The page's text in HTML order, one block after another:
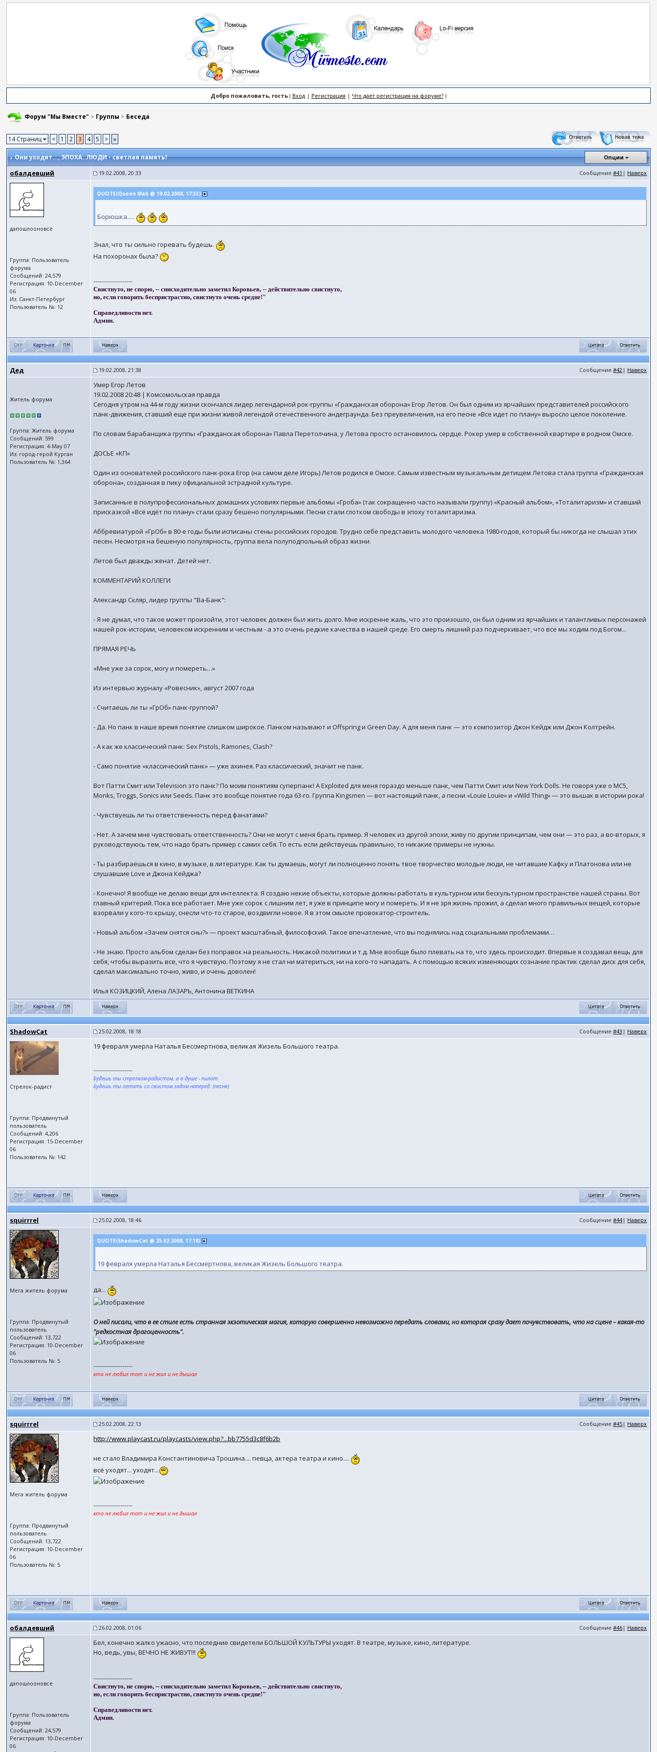
Добро пожаловать, гость( Вход| Регистрация | Что даёт регистрация на форуме?)
Форум "Мы Вместе" > Группы > Беседа
14 Страниц < 1 2 3 4 5 > »
Они уходят..., ЭПОХА..ЛЮДИ - светлая память! Опции
обалдевший 19.02.2008, 20:33 Сообщение#41 | Наверх
дапошлооновсё
Группа: Пользователь
форума
Сообщений: 24,579
Регистрация: 10-December
06
Из: Санкт-Петербург
Пользователь №: 12
QUOTE(Queen Mab @ 19.02.2008, 17:33)
Борюшка.....
Знал, что ты сильно горевать будешь.
На похоронах была?
--------------------
Свистнуто, не спорю, -- снисходительно заметил Коровьев, -- действительно свистнуто,
но, если говорить беспристрастно, свистнуто очень средне!"
Справедливости нет.
Админ.
Дед 19.02.2008, 21:38 Сообщение#42 | Наверх
Житель форума
Группа: Житель форума
Сообщений: 599
Регистрация: 4-May 07
Из: город-герой Курган
Пользователь №: 1,364
Умер Егор Летов
19.02.2008 20:48 | Комсомольская правда
Сегодня утром на 44-м году жизни скончался лидер легендарной рок-группы «Гражданская оборона» Егор Летов. Он был одним из ярчайших представителей российского
панк-движения, ставший еще при жизни живой легендой отечественного андеграунда. Без преувеличения, на его песне «Все идет по плану» выросло целое поколение.
По словам барабанщика группы «Гражданская оборона» Павла Перетолчина, у Летова просто остановилось сердце. Рокер умер в собственной квартире в родном Омске.
ДОСЬЕ «КП»
Один из основателей российского панк-рока Егор (на самом деле Игорь) Летов родился в Омске. Самым известным музыкальным детищем Летова стала группа «Гражданская
оборона», созданная в пику официальной эстрадной культуре.
Записанные в полупрофессиональных домашних условиях первые альбомы «Гроба» (так сокращенно часто называли группу) «Красный альбом», «Тоталитаризм» и ставший
присказкой «Всё идёт по плану» стали сразу бешено популярными. Песни стали глотком свободы в эпоху тоталитаризма.
Аббревиатурой «ГрОб» в 80-е годы были исписаны стены российских городов. Трудно себе представить молодого человека 1980-годов, который бы никогда не слышал этих
песен. Несмотря на бешеную популярность, группа вела полуподпольный образ жизни.
Летов был дважды женат. Детей нет.
КОММЕНТАРИЙ КОЛЛЕГИ
Александр Скляр, лидер группы "Ва-Банк":
- Я не думал, что такое может произойти, этот человек должен был жить долго. Мне искренне жаль, что это произошло, он был одним из ярчайших и талантливых персонажей
нашей рок-истории, человеком искренним и честным - а это очень редкие качества в нашей среде. Его смерть лишний раз подчеркивает, что все мы ходим под Богом...
ПРЯМАЯ РЕЧЬ
«Мне уже за сорок, могу и помереть…»
Из интервью журналу «Ровесник», август 2007 года
- Считаешь ли ты «ГрОб» панк-группой?
- Да. Но панк в наше время понятие слишком широкое. Панком называют и Offspring и Green Day. А для меня панк — это композитор Джон Кейдж или Джон Колтрейн.
- А как же классический панк: Sex Pistols, Ramones, Clash?
- Само понятие «классический панк» — уже ахинея. Раз классический, значит не панк.
Вот Патти Смит или Television это панк? По моим понятиям суперпанк! А Exploited для меня гораздо меньше панк, чем Патти Смит или New York Dolls. Не говоря уже о MC5,
Monks, Troggs, Sonics или Seeds. Панк это вообще понятие года 63-го. Группа Kingsmen — вот настоящий панк, а песни «Louie Louie» и «Wild Thing» — это вышак в истории рока!
- Чувствуешь ли ты ответственность перед фанатами?
- Нет. А зачем мне чувствовать ответственность? Они не могут с меня брать пример. Я человек из другой эпохи, живу по другим принципам, чем они — это раз, а во-вторых, я
руководствуюсь тем, что надо брать пример с самих себя. То есть если действуешь правильно, то никакие примеры не нужны.
- Ты разбираешься в кино, в музыке, в литературе. Как ты думаешь, могут ли полноценно понять твое творчество молодые люди, не читавшие Кафку и Платонова или не
слушавшие Love и Джона Кейджа?
- Конечно! Я вообще не делаю вещи для интеллекта. Я создаю некие объекты, которые должны работать в культурном или бескультурном пространстве нашей страны. Вот
главный критерий. Пока все работает. Мне уже сорок с лишним лет, я уже в принципе могу и помереть. И я не зря жизнь прожил, а сделал много правильных вещей, которые
взорвали у кого-то крышу, снесли что-то старое, воздвигли новое. Я в этом смысле провокатор-строитель.
- Новый альбом «Зачем снятся сны?» — проект масштабный, философский. Такое впечатление, что вы поднялись над социальными проблемами…
- Не знаю. Просто альбом сделан без поправок на реальность. Никакой политики и т.д. Мне вообще было плевать на то, что здесь происходит. Впервые я создавал вещь для
себя, чтобы выразить все, что я чувствую. Поэтому я не стал ни материться, ни на кого-то нападать. А с помощью всяких изменяющих сознание практик сделал диск для себя,
сделал максимально точно, живо, и очень доволен!
Илья КОЗИЦКИЙ, Алена ЛАЗАРЬ, Антонина ВЕТКИНА
ShadowCat 25.02.2008, 18:18 Сообщение#43 | Наверх
Стрелок-радист
Группа: Продвинутый
пользователь
Сообщений: 4,206
Регистрация: 15-December
06
Пользователь №: 142
19 февраля умерла Наталья Бессмертнова, великая Жизель Большого театра.
--------------------
Будешь ты стрелком-радистом, а в душе - пилот.
Будешь ты летать со свистом задом наперед. (песня)
squirrrel 25.02.2008, 18:46 Сообщение#44| Наверх
Мега житель форума
Группа: Продвинутый
пользователь
Сообщений: 13,722
Регистрация: 10-December
06
Пользователь №: 5
QUOTE(ShadowCat @ 25.02.2008, 17:18)
19 февраля умерла Наталья Бессмертнова, великая Жизель Большого театра.
да...
О ней писали, что в ее стиле есть странная экзотическая магия, которую совершенно невозможно передать словами, но которая сразу дает почувствовать, что на сцене – какая-то
"редкостная драгоценность".
--------------------
кто не любил тот и не жил и не дышал
squirrrel 25.02.2008, 22:13 Сообщение#45 | Наверх
Мега житель форума
Группа: Продвинутый
пользователь
Сообщений: 13,722
Регистрация: 10-December
06
Пользователь №: 5
http://www.playcast.ru/playcasts/view.php?...bb7755d3c8f6b2b
не стало Владимира Константиновича Трошина.... певца, актера театра и кино....
всё уходят... уходят...
--------------------
кто не любил тот и не жил и не дышал
обалдевший 26.02.2008, 01:06 Сообщение#46 | Наверх
дапошлооновсё
Группа: Пользователь
форума
Сообщений: 24,579
Регистрация: 10-December
06
Бел, конечно жалко ужасно, что последние свидетели БОЛЬШОЙ КУЛЬТУРЫ уходят. В театре, музыке, кино, литературе.
Но, ведь, увы, ВЕЧНО НЕ ЖИВУТ!!!
--------------------
Свистнуто, не спорю, -- снисходительно заметил Коровьев, -- действительно свистнуто,
но, если говорить беспристрастно, свистнуто очень средне!"
Справедливости нет.
Админ.